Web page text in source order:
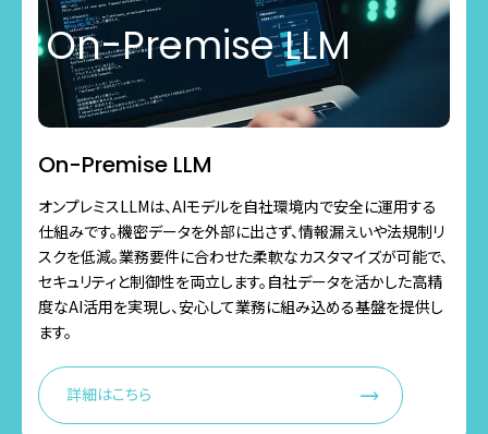
On-Premise LLM
On-Premise LLM
オンプレミスLLMは、AIモデルを自社環境内で安全に運用する
仕組みです。機密データを外部に出さず、情報漏えいや法規制リ
スクを低減。業務要件に合わせた柔軟なカスタマイズが可能で、
セキュリティと制御性を両立します。自社データを活かした高精
度なAI活用を実現し、安心して業務に組み込める基盤を提供し
ます。
詳細はこちら